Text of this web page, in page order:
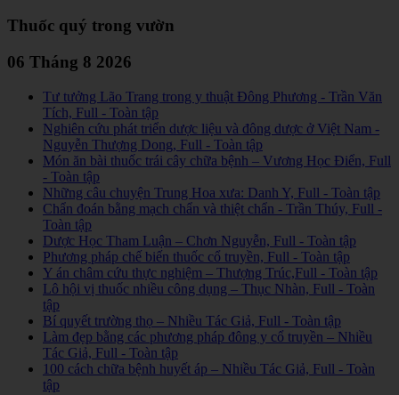
Thuốc quý trong vườn
06 Tháng 8 2026
Tư tưởng Lão Trang trong y thuật Đông Phương - Trần Văn
Tích, Full - Toàn tập
Nghiên cứu phát triển dược liệu và đông dược ở Việt Nam -
Nguyễn Thượng Dong, Full - Toàn tập
Món ăn bài thuốc trái cây chữa bệnh – Vương Học Điển, Full
- Toàn tập
Những câu chuyện Trung Hoa xưa: Danh Y, Full - Toàn tập
Chẩn đoán bằng mạch chẩn và thiệt chẩn - Trần Thúy, Full -
Toàn tập
Dược Học Tham Luận – Chơn Nguyễn, Full - Toàn tập
Phương pháp chế biến thuốc cổ truyền, Full - Toàn tập
Y án châm cứu thực nghiệm – Thượng Trúc,Full - Toàn tập
Lô hội vị thuốc nhiều công dụng – Thục Nhàn, Full - Toàn
tập
Bí quyết trường thọ – Nhiều Tác Giả, Full - Toàn tập
Làm đẹp bằng các phương pháp đông y cổ truyền – Nhiều
Tác Giả, Full - Toàn tập
100 cách chữa bệnh huyết áp – Nhiều Tác Giả, Full - Toàn
tập